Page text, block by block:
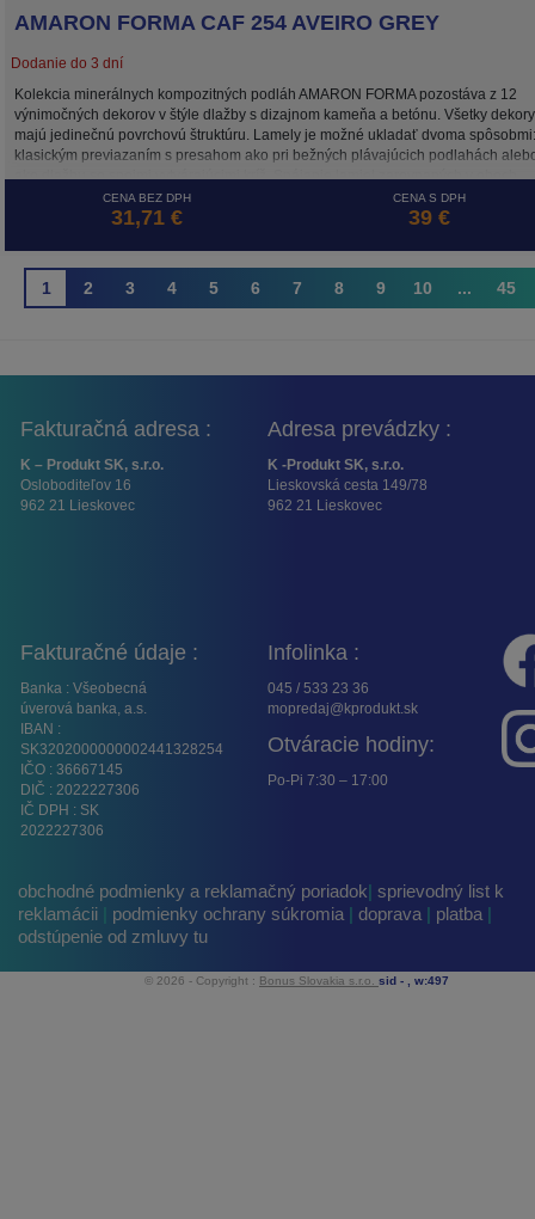
AMARON FORMA CAF 254 AVEIRO GREY
Dodanie do 3 dní
Kolekcia minerálnych kompozitných podláh AMARON FORMA pozostáva z 12
výnimočných dekorov v štýle dlažby s dizajnom kameňa a betónu. Všetky dekory
majú jedinečnú povrchovú štruktúru. Lamely je možné ukladať dvoma spôsobmi:
klasickým previazaním s presahom ako pri bežných plávajúcich podlahách
smeroch umožňuje systém 5G CROSS, ktorý zaisťuje stabilitu spojov takto
položenej plávajúcej podlahy. Podlaha AMARON FORMA je, rovnako ako
HD Mineral Core a je ideálna na podlahové vykurovanie.
CENA BEZ DPH
31,71 €
CENA S DPH
39 €
1 2 3 4 5 6 7 8 9 10 ... 45
Fakturačná adresa :
K – Produkt SK, s.r.o.
Osloboditeľov 16
962 21 Lieskovec
Adresa prevádzky :
K -Produkt SK, s.r.o.
Lieskovská cesta 149/78
962 21 Lieskovec
Fakturačné údaje :
Banka : Všeobecná
úverová banka, a.s.
IBAN :
SK3202000000002441328254
IČO : 36667145
DIČ : 2022227306
IČ DPH : SK
2022227306
Infolinka :
045 / 533 23 36
mopredaj@kprodukt.sk
Otváracie hodiny:
Po-Pi 7:30 – 17:00
obchodné podmienky a reklamačný poriadok| sprievodný list k
reklamácii
podmienky ochrany súkromia | doprava | platba |
odstúpenie od zmluvy tu
© 2026 - Copyright : Bonus Slovakia s.r.o. sid - , w:497